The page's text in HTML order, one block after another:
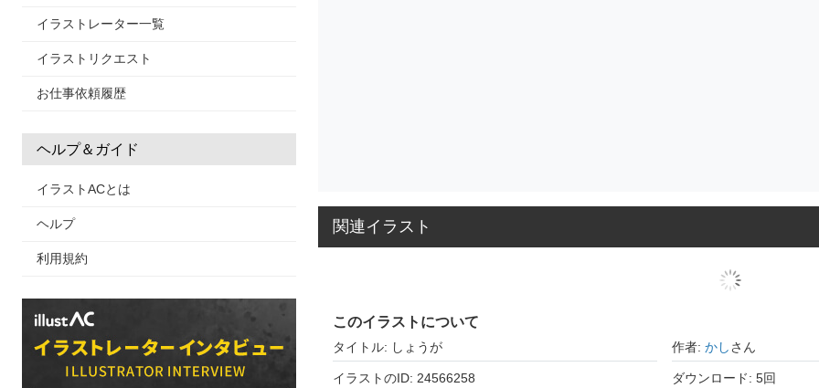
イラストレーター一覧
イラストリクエスト
お仕事依頼履歴
ヘルプ＆ガイド
イラストACとは
ヘルプ
利用規約
関連イラスト
このイラストについて
タイトル: しょうが 作者: かしさん
イラストのID: 24566258 ダウンロード: 5回